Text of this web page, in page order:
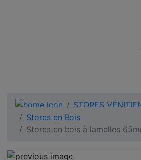
STORES
Stores en Bois
Stores en bois à lamelles